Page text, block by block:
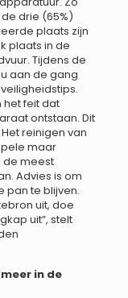
drie (65%)
plaats zijn
plaats in de
Tijdens de
aan de gang
het feit dat
ontstaan. Dit
reinigen van
maar
de meest
Advies is om
pan te blijven.
uit, doe
uit”, stelt
in de